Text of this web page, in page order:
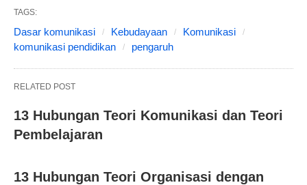
TAGS:
Dasar komunikasi Kebudayaan
Komunikasi
komunikasi pendidikan
pengaruh
RELATED POST
13 Hubungan Teori Komunikasi dan Teori
Pembelajaran
13 Hubungan Teori Organisasi dengan